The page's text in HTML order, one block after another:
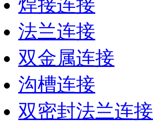
焊接连接
法兰连接
双金属连接
沟槽连接
双密封法兰连接